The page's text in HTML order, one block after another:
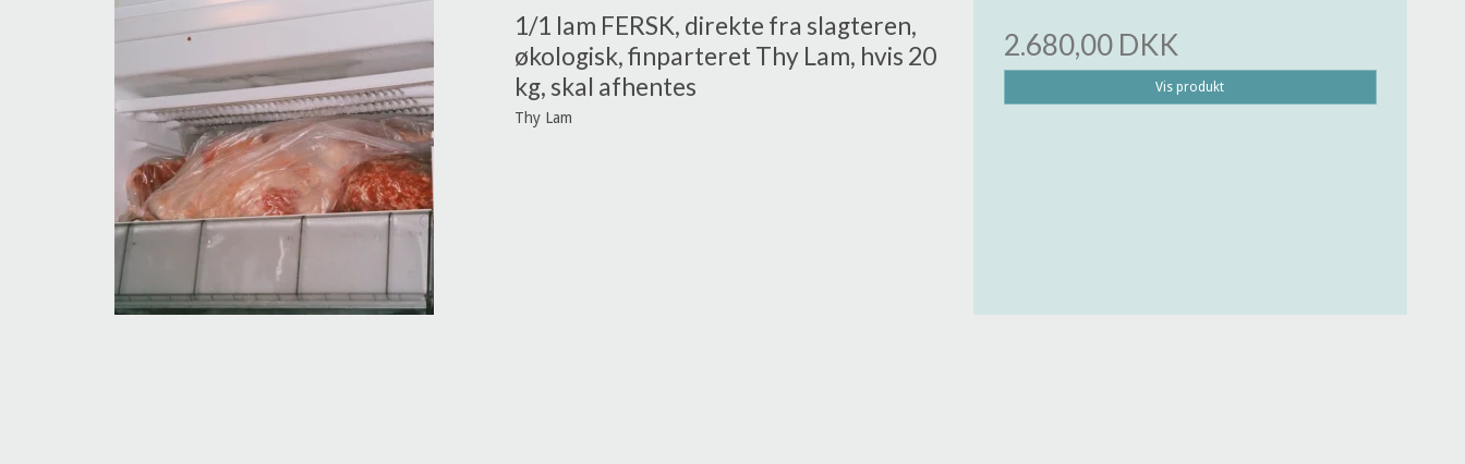
1/1 lam FERSK, direkte fra slagteren,
økologisk, finparteret Thy Lam, hvis 20
kg, skal afhentes
Thy Lam
2.680,00 DKK
Vis produkt